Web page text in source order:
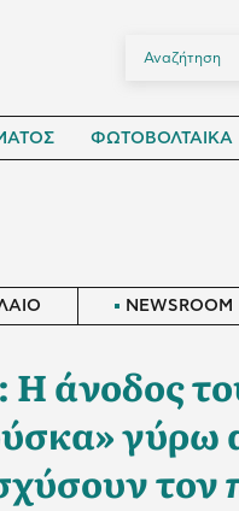
ΦΩΤΟΒΟΛΤΑΙΚΑ
NEWSROOM
Η άνοδος
γύρω